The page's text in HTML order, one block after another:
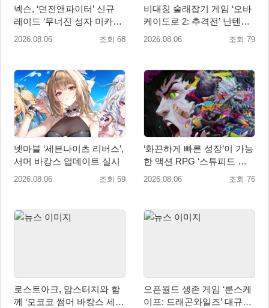
넥슨, ‘던전앤파이터’ 신규
레이드 ‘무너진 성자 미카엘
라’ 업데이트!
2026.08.06 조회 68
비대칭 술래잡기 게임 ‘오바
케이도로 2: 추격전’ 닌텐도
eShop 출시
2026.08.06 조회 79
넷마블 ‘세븐나이츠 리버스’,
서머 바캉스 업데이트 실시
2026.08.06 조회 59
‘화끈하게 빠른 성장’이 가능
한 액션 RPG ‘스튜피드 네
버 다이즈’ 패키지판 예약판
2026.08.06 조회 76
로스트아크, 맘스터치와 함
께 ‘모코코 썸머 바캉스 세
오픈월드 생존 게임 ‘룬스케
이프: 드래곤와일즈’ 대규모